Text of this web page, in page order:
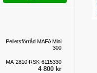
Pelletsförråd MAFA Mini
300
MA-2810 RSK-6115330
4 800 kr